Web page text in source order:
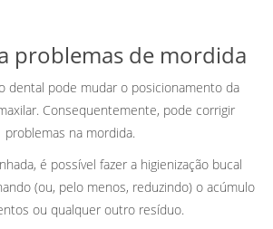
problemas de mordida
dental pode mudar o posicionamento da
Consequentemente, pode corrigir
problemas na mordida.
é possível fazer a higienização bucal
(ou, pelo menos, reduzindo) o acúmulo
ou qualquer outro resíduo.